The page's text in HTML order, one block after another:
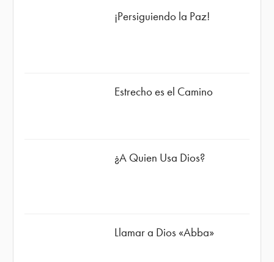
¡Persiguiendo la Paz!
Estrecho es el Camino
¿A Quien Usa Dios?
Llamar a Dios «Abba»